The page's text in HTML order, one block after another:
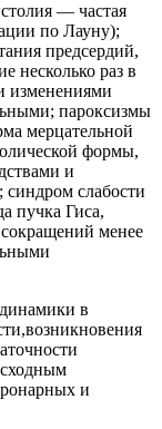
— частая
по Лауну);
предсердий,
несколько раз в
изменениями
пароксизмы
мерцательной
формы,
и
слабости
пучка Гиса,
менее
в
и